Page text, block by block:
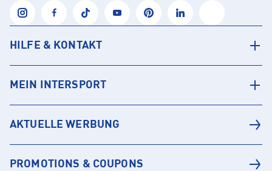
HILFE & KONTAKT
MEIN INTERSPORT
AKTUELLE WERBUNG
PROMOTIONS & COUPONS